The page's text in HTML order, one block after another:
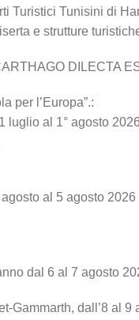
Turistici Tunisini di
e strutture
DILECTA
per l’Europa”.:
luglio al 1° agosto
al 5 agosto
dal 6 al 7 agosto
Gammarth, dall’8 al 9